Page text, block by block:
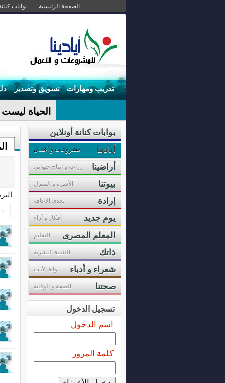
الصفحة الرئيسية بوابات
تدريب ومهارات تسويق وتصدير
الحياة
«
بوابات كنانة أونلاين
أيادينا
مشروعات و أعمال
أراضينا زراعة و إنتاج حيوانى
بيوتنا الأسرة و المنزل
إرادة تحدى الإعاقة
يوم جديد أفكار و آراء
المعلم المصرى التعليم
ذاتك التنمية البشرية
شعراء و أدباء بوابة الأدب
صحتنا الصحة و الوقاية
تسجيل الدخول
اسم الدخول
كلمة المرور